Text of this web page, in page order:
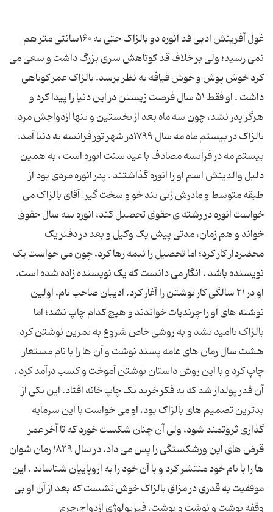
غول آفرینش ادبی قد انوره دو بالزاک حتی به ۱۶۰سانتی متر هم
نمی رسید؛ ولی بر خلاف قد کوتاهش سری بزرگ داشت و سعی می
کرد خوش پوش و خوش قیافه به نظر برسد. بالزاک عمر کوتاهی
داشت . او فقط ۵۱ سال فرصت زیستن در این دنیا را پیدا کرد و
هرگز پدر نشد، چون سه ماه بعد از نخستین و تنها ازدواجش مرد.
بالزاک در بیستم ماه مه سال ۱۷۹۹در شهر تور فرانسه به دنیا آمد.
بیستم مه در فرانسه مصادف با عید سنت انوره است ، به همین
دلیل والدینش اسم او را انوره گذاشتند . پدر انوره مردی بود از
طبقه متوسط و مادرش زنی تند خو و سخت گیر. آقای بالزاک می
خواست انوره در رشته ی حقوق تحصیل کند، انوره سه سال حقوق
خواند و هم زمان، مدتی پیش یک وکیل و بعد در دفتر یک
محضردار کار کرد؛ اما تحصیل را نیمه رها کرد، چون می خواست یک
نویسنده باشد . انگار می دانست که یک نویسنده زاده شده است.
او در ۲۱ سالگی کار نوشتن را آغاز کرد. ادیبان صاحب نام، اولین
نوشته های او را چرندیات خواندند و هیچ کدام چاپ نشد؛ اما
بالزاک ناامید نشد و به روشی خاص شروع به تمرین نوشتن کرد.
هشت سال رمان های عامه پسند نوشت و آن ها را با نام مستعار
چاپ کرد و با این روش داستان نوشتن آموخت و کسب درآمد کرد .
آن قدر پولدار شد که به فکر خرید یک چاپ خانه افتاد. این یکی از
بدترین تصمیم های بالزاک بود. او می خواست با این سرمایه
گذاری ثروتمند شود، ولی آن چنان شکست خورد که تا آخر عمر
قرض های این ورشکستگی را پس می داد. در سال ۱۸۲۹ رمان شوان
ها را با نام خود منتشر کرد و با آن خود را به اروپاییان شناساند . این
موفقیت به قدری در مزاق بالزاک خوش نشست که بعد از آن او بی
وقفه نوشت و نوشت و نوشت. فیزیولوژی ازدواج،چرم